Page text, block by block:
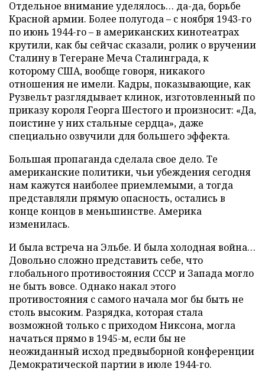
Отдельное внимание уделялось… да-да, борьбе
Красной армии. Более полугода – с ноября 1943-го
по июнь 1944-го – в американских кинотеатрах
крутили, как бы сейчас сказали, ролик о вручении
Сталину в Тегеране Меча Сталинграда, к
которому США, вообще говоря, никакого
отношения не имели. Кадры, показывающие, как
Рузвельт разглядывает клинок, изготовленный по
приказу короля Георга Шестого и произносит: «Да,
поистине у них стальные сердца», даже
специально озвучили для большего эффекта.
Большая пропаганда сделала свое дело. Те
американские политики, чьи убеждения сегодня
нам кажутся наиболее приемлемыми, а тогда
представляли прямую опасность, остались в
конце концов в меньшинстве. Америка
изменилась.
И была встреча на Эльбе. И была холодная война…
Довольно сложно представить себе, что
глобального противостояния СССР и Запада могло
не быть вовсе. Однако накал этого
противостояния с самого начала мог бы быть не
столь высоким. Разрядка, которая стала
возможной только с приходом Никсона, могла
начаться прямо в 1945-м, если бы не
неожиданный исход предвыборной конференции
Демократической партии в июле 1944-го.